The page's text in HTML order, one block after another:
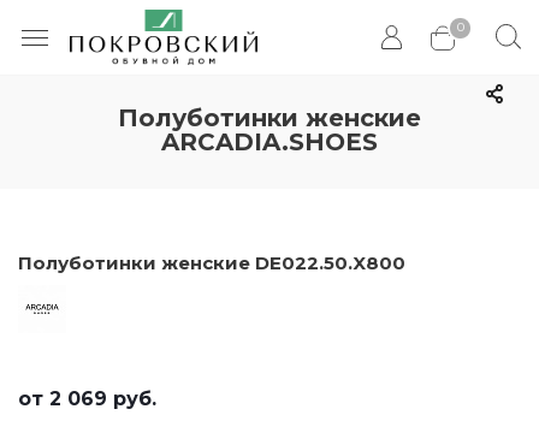
0
Полуботинки женские
ARCADIA.SHOES
Полуботинки женские DE022.50.X800
от 2 069 руб.